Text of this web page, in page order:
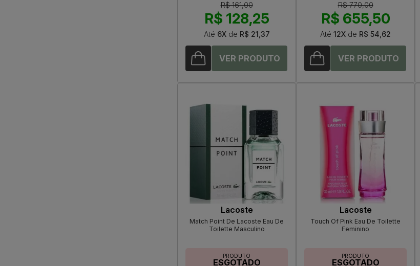
R$ 161,00
R$ 128,25
Até 6Xde R$ 21,37
R$ 770,00
R$ 655,50
Até 12X de R$ 54,62
Lacoste
Match Point De Lacoste Eau De
Toilette Masculino
PRODUTO
ESGOTADO
Lacoste
Touch Of Pink Eau De Toilette
Feminino
PRODUTO
ESGOTADO